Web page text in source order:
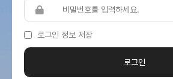
로그인 정보 저장